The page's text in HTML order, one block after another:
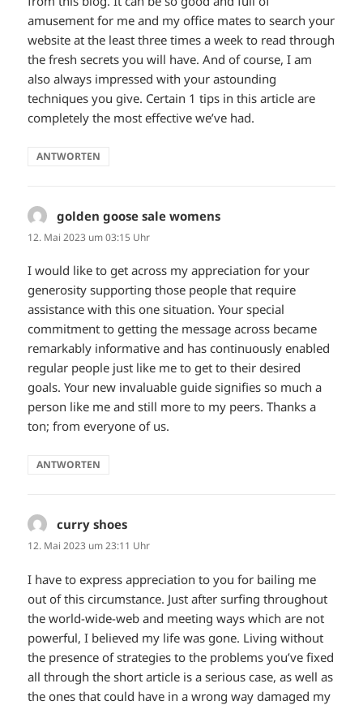
amusement for me and my office mates to search your
website at the least three times a week to read through
the fresh secrets you will have. And of course, I am
also always impressed with your astounding
techniques you give. Certain 1 tips in this article are
completely the most effective we’ve had.
ANTWORTEN
golden goose sale womens
12. Mai 2023 um 03:15 Uhr
I would like to get across my appreciation for your
generosity supporting those people that require
assistance with this one situation. Your special
commitment to getting the message across became
remarkably informative and has continuously enabled
regular people just like me to get to their desired
goals. Your new invaluable guide signifies so much a
person like me and still more to my peers. Thanks a
ton; from everyone of us.
ANTWORTEN
curry shoes
12. Mai 2023 um 23:11 Uhr
I have to express appreciation to you for bailing me
out of this circumstance. Just after surfing throughout
the world-wide-web and meeting ways which are not
powerful, I believed my life was gone. Living without
the presence of strategies to the problems you’ve fixed
all through the short article is a serious case, as well as
the ones that could have in a wrong way damaged my